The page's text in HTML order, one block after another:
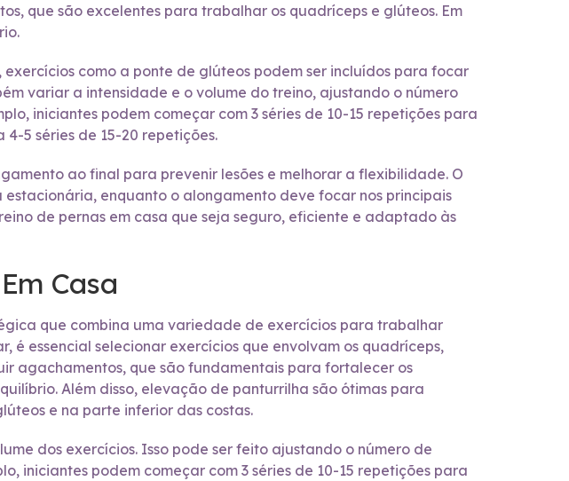
que são excelentes para trabalhar os quadríceps e glúteos. Em
como a ponte de glúteos podem ser incluídos para focar
variar a intensidade e o volume do treino, ajustando o número
iniciantes podem começar com 3 séries de 10-15 repetições para
5 séries de 15-20 repetições.
ao final para prevenir lesões e melhorar a flexibilidade. O
enquanto o alongamento deve focar nos principais
de pernas em casa que seja seguro, eficiente e adaptado às
Casa
que combina uma variedade de exercícios para trabalhar
é essencial selecionar exercícios que envolvam os quadríceps,
agachamentos, que são fundamentais para fortalecer os
Além disso, elevação de panturrilha são ótimas para
e na parte inferior das costas.
dos exercícios. Isso pode ser feito ajustando o número de
iniciantes podem começar com 3 séries de 10-15 repetições para